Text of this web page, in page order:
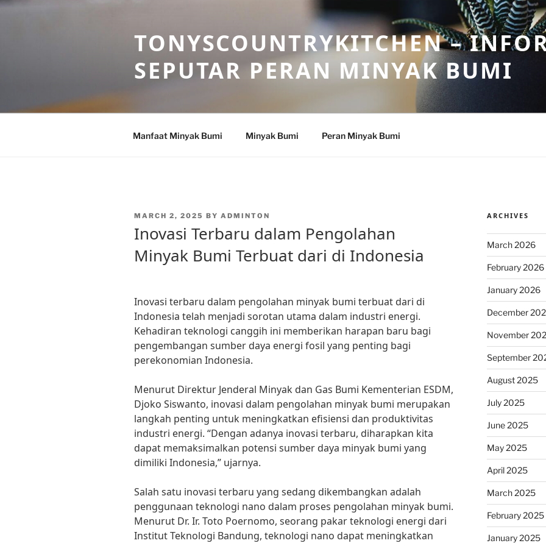
Skip
TONYSCOUNTRYKITCHEN –
SEPUTAR PERAN MINYAK BUMI
Manfaat Minyak Bumi Minyak Bumi Peran Minyak Bumi
POSTED
MARCH 2, 2025 BY ADMINTON
Inovasi Terbaru dalam Pengolahan
Minyak Bumi Terbuat dari di Indonesia
Inovasi terbaru dalam pengolahan minyak bumi terbuat dari di
Indonesia telah menjadi sorotan utama dalam industri energi.
Kehadiran teknologi canggih ini memberikan harapan baru bagi
pengembangan sumber daya energi fosil yang penting bagi
perekonomian Indonesia.
Menurut Direktur Jenderal Minyak dan Gas Bumi Kementerian ESDM,
Djoko Siswanto, inovasi dalam pengolahan minyak bumi merupakan
langkah penting untuk meningkatkan efisiensi dan produktivitas
industri energi. “Dengan adanya inovasi terbaru, diharapkan kita
dapat memaksimalkan potensi sumber daya minyak bumi yang
dimiliki Indonesia,” ujarnya.
Salah satu inovasi terbaru yang sedang dikembangkan adalah
penggunaan teknologi nano dalam proses pengolahan minyak bumi.
Menurut Dr. Ir. Toto Poernomo, seorang pakar teknologi energi dari
Institut Teknologi Bandung, teknologi nano dapat meningkatkan
ARCHIVES
March 2026
February 2026
January 2026
December
November
September
August 2025
July 2025
June 2025
May 2025
April 2025
March 2025
February 2025
January 2025